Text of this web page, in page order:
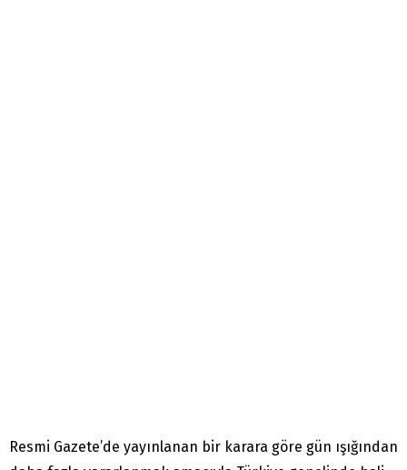
Resmi Gazete’de yayınlanan bir karara göre gün ışığından